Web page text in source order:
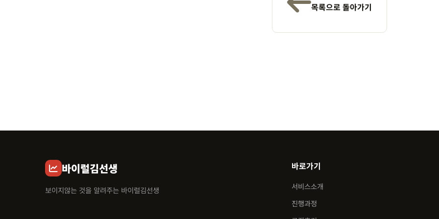
목록으로 돌아가기
바이럴김선생
보이지않는 것을 알려주는 바이럴김선생
바로가기
서비스소개
진행과정